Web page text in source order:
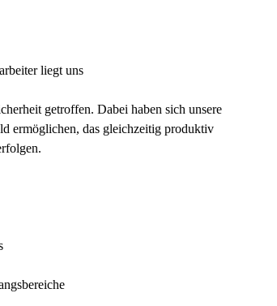
liegt uns
getroffen. Dabei haben sich unsere
ermöglichen, das gleichzeitig produktiv